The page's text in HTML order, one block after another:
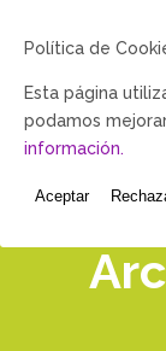
Política de
Esta página
podamos
información.
Aceptar